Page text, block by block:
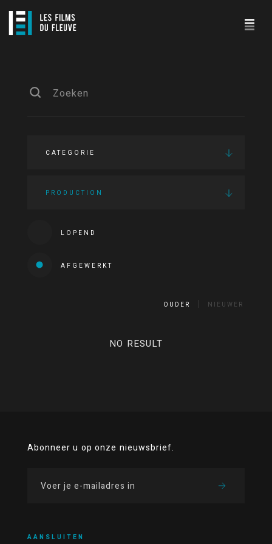
CATEGORIE
PRODUCTION
LOPEND
AFGEWERKT
OUDER NIEUWER
NO RESULT
Abonneer u op onze nieuwsbrief.
AANSLUITEN